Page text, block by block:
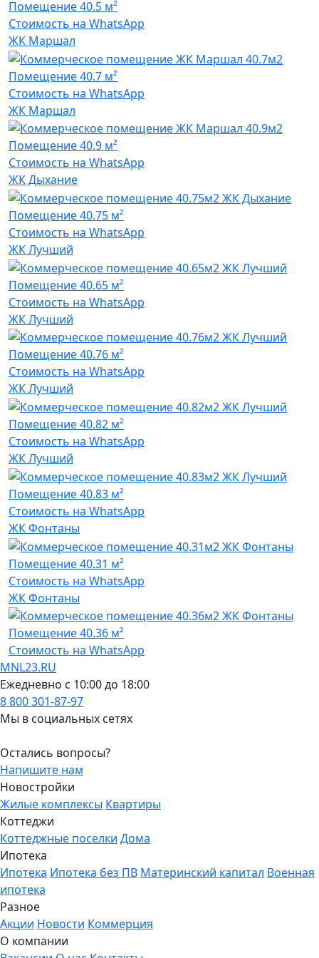
Помещение40.5 м²
Стоимость на WhatsApp
ЖК Маршал
Помещение40.7 м²
Стоимость на WhatsApp
ЖК Маршал
Помещение40.9 м²
Стоимость на WhatsApp
ЖК Дыхание
Помещение40.75 м²
Стоимость на WhatsApp
ЖК Лучший
Помещение40.65 м²
Стоимость на WhatsApp
ЖК Лучший
Помещение40.76 м²
Стоимость на WhatsApp
ЖК Лучший
Помещение40.82 м²
Стоимость на WhatsApp
ЖК Лучший
Помещение40.83 м²
Стоимость на WhatsApp
ЖК Фонтаны
Помещение40.31 м²
Стоимость на WhatsApp
ЖК Фонтаны
Помещение40.36 м²
Стоимость на WhatsApp
MNL23.RU
Ежедневно с 10:00 до 18:00
8 800 301-87-97
Мы в социальных сетях
Остались вопросы?
Напишите нам
Новостройки
Жилые комплексы Квартиры
Коттеджи
Коттеджные поселки Дома
Ипотека
Ипотека Ипотека без ПВ Материнский капитал Военная
ипотека
Разное
Акции Новости Коммерция
О компании